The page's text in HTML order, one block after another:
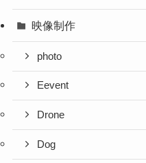
映像制作
photo
Eevent
Drone
Dog